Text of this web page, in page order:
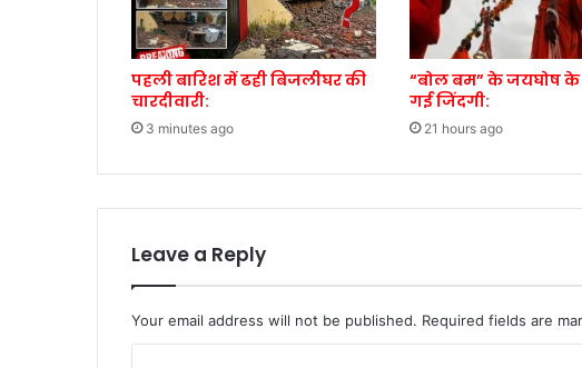
पहली बारिश में ढही बिजलीघर की
चारदीवारी:
3 minutes ago
“बोल बम” के जयघोष
गई जिंदगी:
21 hours ago
Leave a Reply
Your email address will not be published. Required fields are